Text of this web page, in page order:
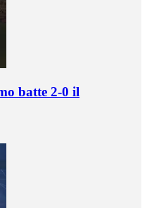
batte 2-0 il